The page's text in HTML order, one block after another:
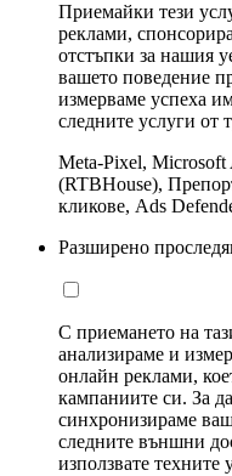
Приемайки тези
реклами,
отстъпки за нашия
вашето поведение
измерваме успеха
следните услуги от
Meta-Pixel, Microsoft
(RTBHouse),
кликове, Ads
Разширено
С приемането на
анализираме и
онлайн реклами,
кампаниите си. За
синхронизираме
следните външни
използвате техните